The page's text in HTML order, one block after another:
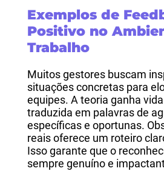
Exemplos de
Positivo no
Trabalho
Muitos gestores buscam
situações concretas para
equipes. A teoria ganha
traduzida em palavras de
específicas e oportunas.
reais oferece um roteiro
Isso garante que o
sempre genuíno e